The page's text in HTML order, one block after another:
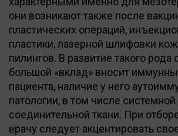
они возникают также после
пластических операций,
пластики, лазерной шлифовки
пилингов. В развитие такого
большой «вклад» вносит
пациента, наличие у него
патологии, в том числе системной
соединительной ткани. При
врачу следует акцентировать